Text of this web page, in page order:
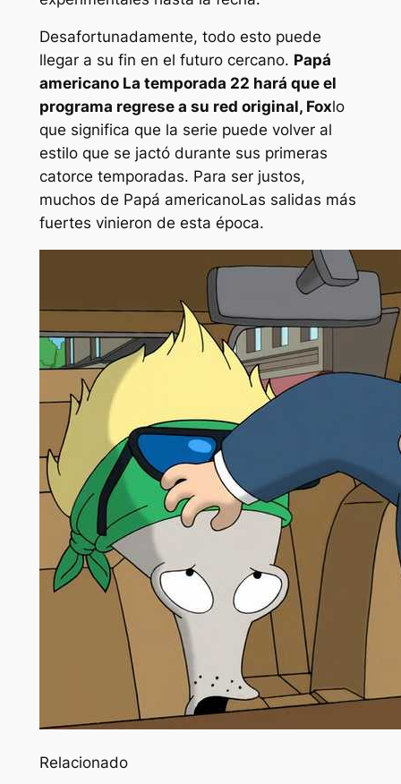
Desafortunadamente, todo esto puede
llegar a su fin en el futuro cercano. Papá
americano La temporada 22 hará que el
programa regrese a su red original, Foxlo
que significa que la serie puede volver al
estilo que se jactó durante sus primeras
catorce temporadas. Para ser justos,
muchos de Papá americanoLas salidas más
fuertes vinieron de esta época.
Relacionado